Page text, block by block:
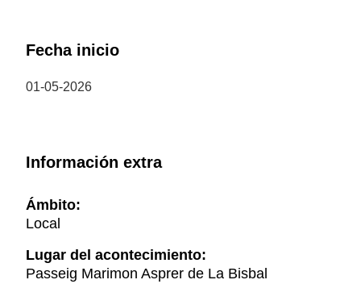
Fecha inicio
01-05-2026
Información extra
Ámbito:
Local
Lugar del acontecimiento:
Passeig Marimon Asprer de La Bisbal